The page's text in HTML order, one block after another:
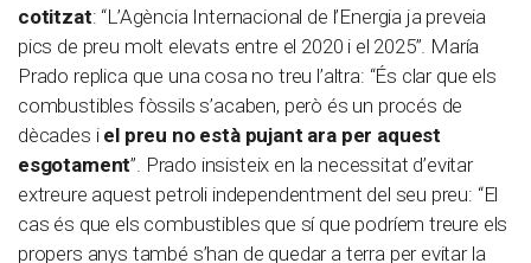
cotitzat: “L’Agència Internacional de l’Energia ja preveia
pics de preu molt elevats entre el 2020 i el 2025”. María
Prado replica que una cosa no treu l’altra: “És clar que els
combustibles fòssils s’acaben, però és un procés de
dècades i el preu no està pujant ara per aquest
esgotament”. Prado insisteix en la necessitat d’evitar
extreure aquest petroli independentment del seu preu: “El
cas és que els combustibles que sí que podríem treure els
propers anys també s’han de quedar a terra per evitar la